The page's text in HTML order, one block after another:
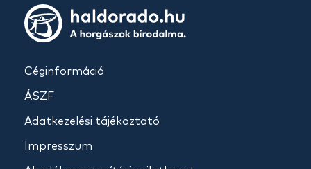
Céginformáció
ÁSZF
Adatkezelési tájékoztató
Impresszum